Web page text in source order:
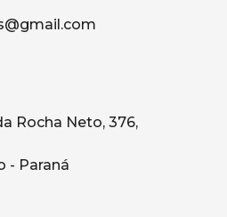
Rocha Neto, 376,
- Paraná